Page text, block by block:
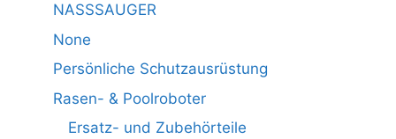
NASSSAUGER
None
Persönliche Schutzausrüstung
Rasen- & Poolroboter
Ersatz- und Zubehörteile